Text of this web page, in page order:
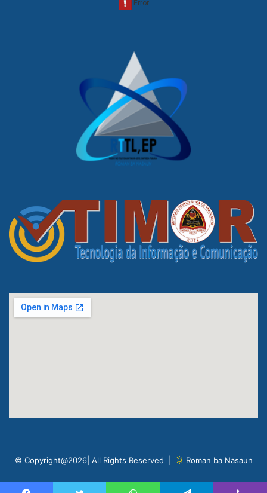
© Copyright@2026| All Rights Reserved | Roman ba Nasaun